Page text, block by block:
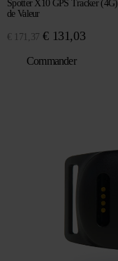
Spotter X10 GPS Tracker
de Valeur
€ 171,37 Le
initial
€ 131,03Le
Commander